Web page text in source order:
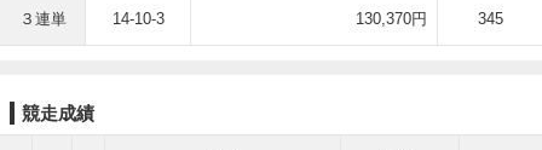
３連単 14-10-3 130,370円 345
競走成績